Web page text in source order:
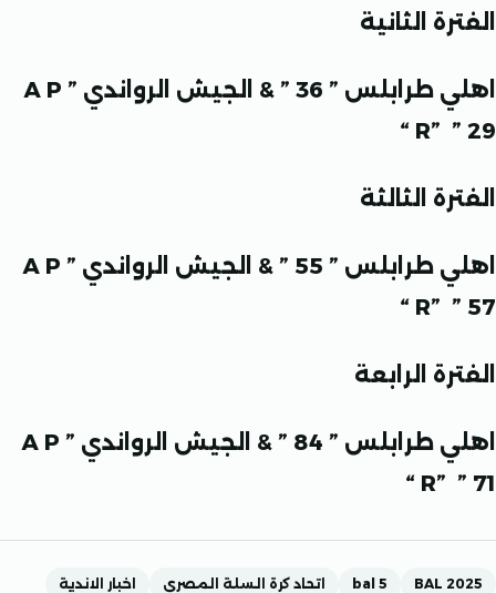
الثانية
” 36 ” & الجيش الرواندي
” A P
R”
الثالثة
” 55 ” & الجيش الرواندي
” A P
R”
الرابعة
” 84 ” & الجيش الرواندي
” A P
R”
BAL
bal 5 اتحاد كرة السلة المصري
اخبار الاندية